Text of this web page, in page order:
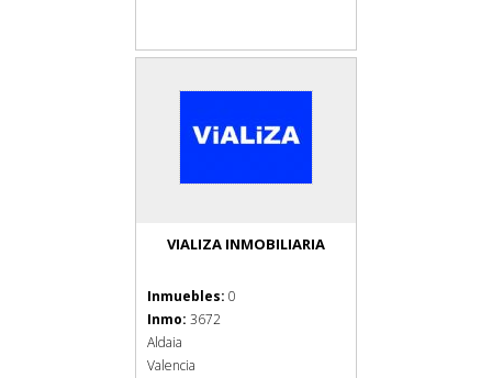
VIALIZA INMOBILIARIA
Inmuebles: 0
Inmo: 3672
Aldaia
Valencia